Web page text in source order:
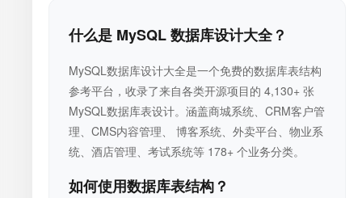
什么是 MySQL 数据库设计大全？
MySQL数据库设计大全是一个免费的数据库表结构
参考平台，收录了来自各类开源项目的 4,130+ 张
MySQL数据库表设计。涵盖商城系统、CRM客户管
理、CMS内容管理、 博客系统、外卖平台、物业系
统、酒店管理、考试系统等 178+ 个业务分类。
如何使用数据库表结构？